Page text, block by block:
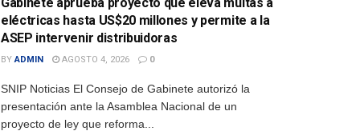
eléctricas hasta US$20 millones y permite a la
ASEP intervenir distribuidoras
BY ADMIN AGOSTO 4, 2026 0
SNIP Noticias El Consejo de Gabinete autorizó la
presentación ante la Asamblea Nacional de un
proyecto de ley que reforma...